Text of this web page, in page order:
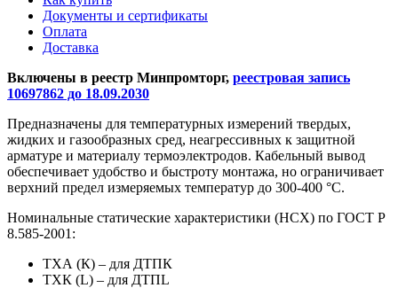
Документы и сертификаты
Оплата
Доставка
Включены в реестр Минпромторг, реестровая запись
10697862 до 18.09.2030
Предназначены для температурных измерений твердых,
жидких и газообразных сред, неагрессивных к защитной
арматуре и материалу термоэлектродов. Кабельный вывод
обеспечивает удобство и быстроту монтажа, но ограничивает
верхний предел измеряемых температур до 300-400 °С.
Номинальные статические характеристики (НСХ) по ГОСТ Р
8.585-2001:
ТХА (К) – для ДТПК
ТХК (L) – для ДТПL